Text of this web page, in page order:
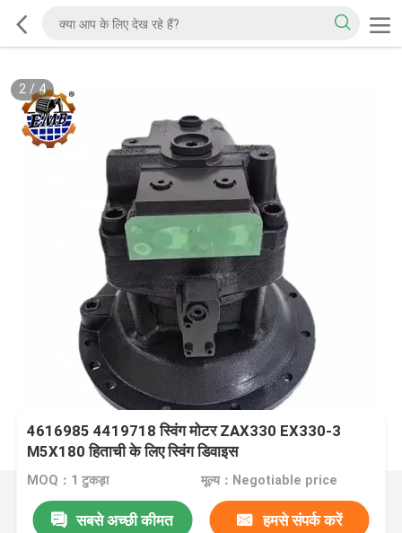
2/4
4616985 4419718 स्विंग मोटर ZAX330 EX330-3
M5X180 हिताची के लिए स्विंग डिवाइस
MOQ：1 टुकड़ा मूल्य：Negotiable price
सबसे अच्छी कीमत हमसे संपर्क करें